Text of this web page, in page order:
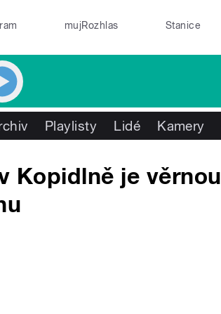
mujRozhlas Stanice
Playlisty Lidé Kamery
Kopidlně je věrnou